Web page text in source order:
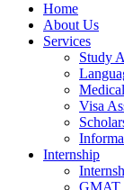
Home
About Us
Services
Study
Visa
Internship
GMAT